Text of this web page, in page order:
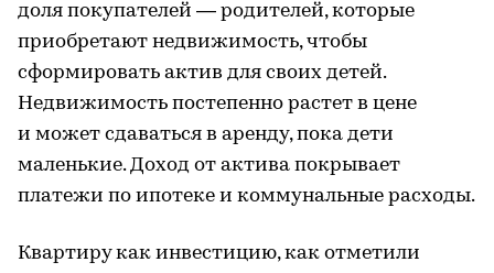
доля покупателей — родителей, которые
приобретают недвижимость, чтобы
сформировать актив для своих детей.
Недвижимость постепенно растет в цене
и может сдаваться в аренду, пока дети
маленькие. Доход от актива покрывает
платежи по ипотеке и коммунальные расходы.
Квартиру как инвестицию, как отметили